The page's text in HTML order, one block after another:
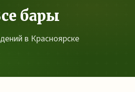
бары
в Красноярске